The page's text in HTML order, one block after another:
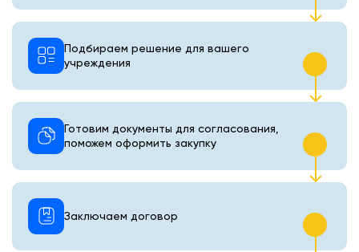
Подбираем решение для вашего
учреждения
Готовим документы для согласования,
поможем оформить закупку
Заключаем договор